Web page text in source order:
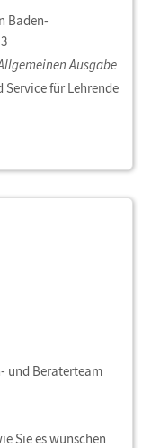
Baden-
Ausgabe
für Lehrende
und Beraterteam
Sie es wünschen